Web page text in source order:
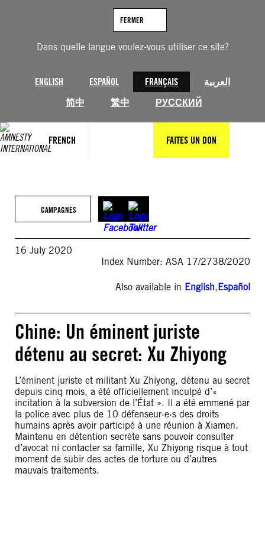
Dans quelle langue voulez-vous utiliser ce site?
ENGLISH ESPAÑOL FRANÇAIS
العربية
简中
繁中 РУССКИЙ
FERMER
FRENCH FAITES UN DON
CAMPAGNES
16 July 2020
Index Number: ASA 17/2738/2020
Also available in English,Español
Chine: Un éminent juriste
détenu au secret: Xu Zhiyong
L’éminent juriste et militant Xu Zhiyong, détenu au secret
depuis cinq mois, a été officiellement inculpé d’«
incitation à la subversion de l’État ». Il a été emmené par
la police avec plus de 10 défenseur·e·s des droits
humains après avoir participé à une réunion à Xiamen.
Maintenu en détention secrète sans pouvoir consulter
d’avocat ni contacter sa famille, Xu Zhiyong risque à tout
moment de subir des actes de torture ou d’autres
mauvais traitements.